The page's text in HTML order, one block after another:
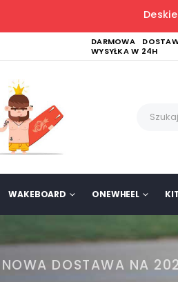
Deskie
DARMOWA
WYSYŁKA W 24H
WAKEBOARD ONEWHEEL
NOWA DOSTAWA NA